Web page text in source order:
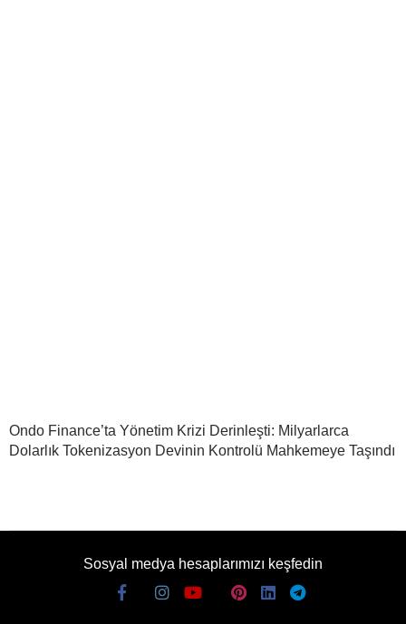
Ondo Finance’ta Yönetim Krizi Derinleşti: Milyarlarca
Dolarlık Tokenizasyon Devinin Kontrolü Mahkemeye Taşındı
Sosyal medya hesaplarımızı keşfedin